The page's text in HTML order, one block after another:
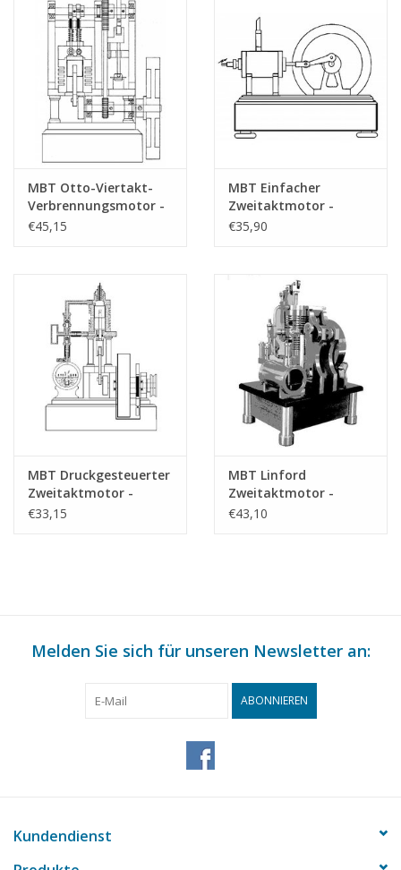
MBT Otto-Viertakt-
Verbrennungsmotor -
Bauzeichnung
€45,15
MBT Einfacher
Zweitaktmotor -
Bauzeichnung
€35,90
MBT Druckgesteuerter
Zweitaktmotor -
Bauzeichnung
€33,15
MBT Linford
Zweitaktmotor -
Bauzeichnung
€43,10
Melden Sie sich für unseren Newsletter an:
ABONNIEREN
Kundendienst